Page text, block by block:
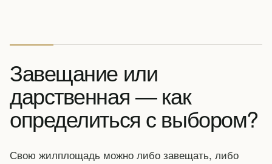
Завещание или
дарственная — как
определиться с выбором?
Свою жилплощадь можно либо завещать, либо